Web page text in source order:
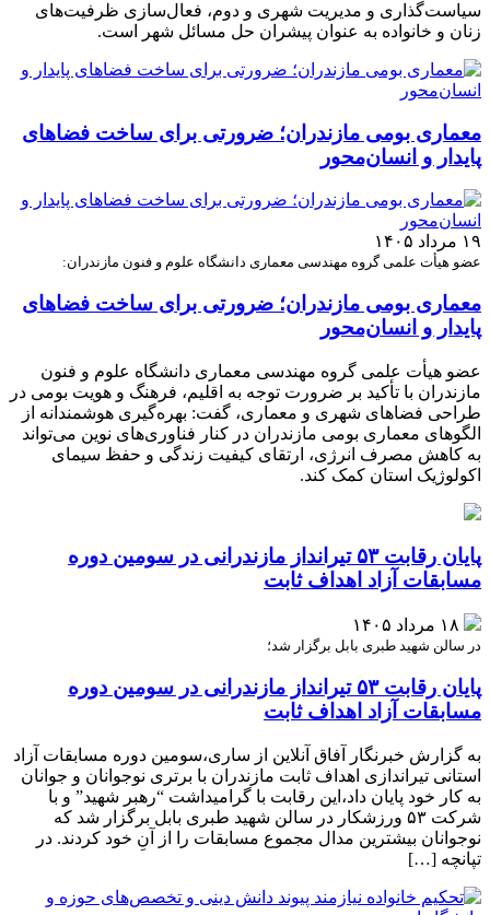
سیاست‌گذاری و مدیریت شهری و دوم، فعال‌سازی ظرفیت‌های
زنان و خانواده به عنوان پیشران حل مسائل شهر است.
معماری بومی مازندران؛ ضرورتی برای ساخت فضاهای
پایدار و انسان‌محور
۱۹ مرداد ۱۴۰۵
عضو هیأت علمی گروه مهندسی معماری دانشگاه علوم و فنون مازندران:
معماری بومی مازندران؛ ضرورتی برای ساخت فضاهای
پایدار و انسان‌محور
عضو هیأت علمی گروه مهندسی معماری دانشگاه علوم و فنون
مازندران با تأکید بر ضرورت توجه به اقلیم، فرهنگ و هویت بومی در
طراحی فضاهای شهری و معماری، گفت: بهره‌گیری هوشمندانه از
الگوهای معماری بومی مازندران در کنار فناوری‌های نوین می‌تواند
به کاهش مصرف انرژی، ارتقای کیفیت زندگی و حفظ سیمای
اکولوژیک استان کمک کند.
پایان رقابت ۵۳ تیرانداز مازندرانی در سومین دوره
مسابقات آزاد اهداف ثابت
۱۸ مرداد ۱۴۰۵
در سالن شهید طبری بابل برگزار شد؛
پایان رقابت ۵۳ تیرانداز مازندرانی در سومین دوره
مسابقات آزاد اهداف ثابت
به گزارش خبرنگار آفاق آنلاین از ساری،سومین دوره مسابقات آزاد
استانی تیراندازی اهداف ثابت مازندران با برتری نوجوانان و جوانان
به کار خود پایان داد،این رقابت با گرامیداشت “رهبر شهید” و با
شرکت ۵۳ ورزشکار در سالن شهید طبری بابل برگزار شد که
نوجوانان بیشترین مدال مجموع مسابقات را از آنِ خود کردند. در
تپانچه […]